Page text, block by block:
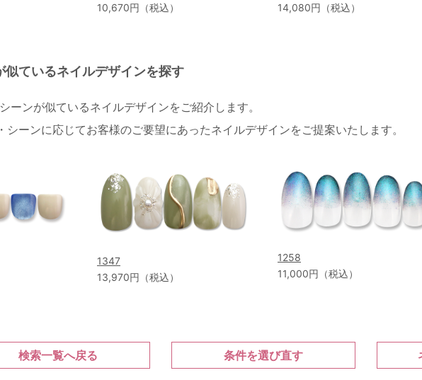
10,670円（税込）
14,080円（税込）
似ているネイルデザインを探す
ーンが似ているネイルデザインをご紹介します。
シーンに応じてお客様のご要望にあったネイルデザインをご提案いたします。
1347
13,970円（税込）
1258
11,000円（税込）
検索一覧へ戻る 条件を選び直す